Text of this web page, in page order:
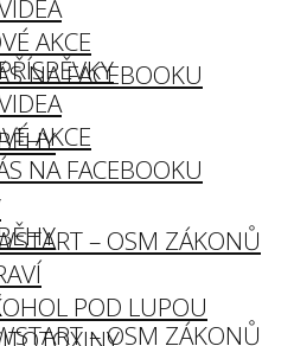
AKCE
NA FACEBOOKU
– OSM ZÁKONŮ
POD LUPOU
AKCE
NA FACEBOOKU
– OSM ZÁKONŮ